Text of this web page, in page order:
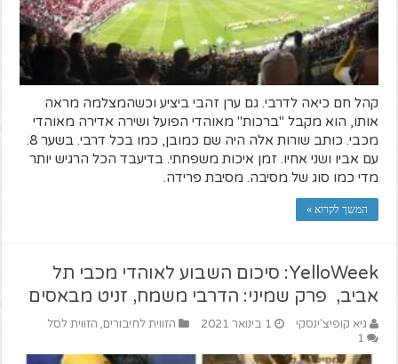
קהל חם כיאה לדרבי. גם ערן זהבי ביציע וכשהמצלמה מראה
אותו, הוא מקבל "ברכות" מאוהדי הפועל ושירה אדירה מאוהדי
מכבי. כותב שורות אלה היה שם כמובן, כמו בכל דרבי. בשער 8.
עם אביו ושני אחיו. זמן איכות משפחתי. בדיעבד הכל הרגיש יותר
מדי כמו סוג של מסיבה. מסיבת פרידה.
המשך לקרוא »
YelloWeek: סיכום השבוע לאוהדי מכבי תל
אביב, פרק שמיני: הדרבי משמח, זניט מבאסים
גיא קופיצ'ינסקי 1 בינואר 2021 הזווית לחיבורים, הזווית לסל
1